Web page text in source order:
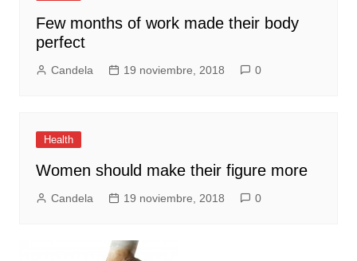
Few months of work made their body
perfect
Candela 19 noviembre, 2018 0
Health
Women should make their figure more
Candela 19 noviembre, 2018 0